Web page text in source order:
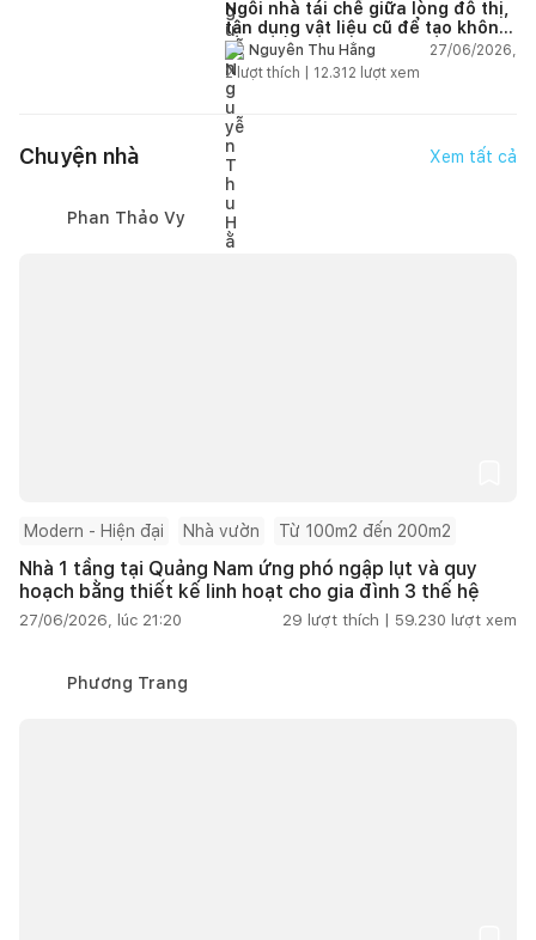
Ngôi nhà tái chế giữa lòng đô thị,
tận dụng vật liệu cũ để tạo không
gian sống linh hoạt
Nguyễn Thu Hằng
27/06/2026,
2lượt thích | 12.312 lượt xem
Chuyện nhà Xem tất cả
Phan Thảo Vy
Modern - Hiện đại Nhà vườn Từ 100m2 đến 200m2
Nhà 1 tầng tại Quảng Nam ứng phó ngập lụt và quy
hoạch bằng thiết kế linh hoạt cho gia đình 3 thế hệ
27/06/2026, lúc 21:20 29 lượt thích | 59.230 lượt xem
Phương Trang